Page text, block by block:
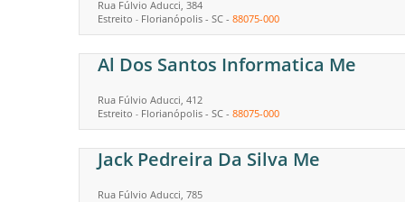
Rua Fúlvio Aducci, 384
Estreito - Florianópolis - SC - 88075-000
Al Dos Santos Informatica Me
Rua Fúlvio Aducci, 412
Estreito - Florianópolis - SC - 88075-000
Jack Pedreira Da Silva Me
Rua Fúlvio Aducci, 785